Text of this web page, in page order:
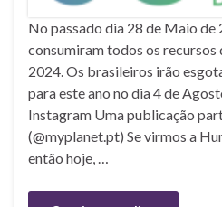
No passado dia 28 de Maio de
consumiram todos os recursos
2024. Os brasileiros irão
para este ano no dia 4 de
Instagram Uma publicação
(@myplanet.pt) Se virmos a
então hoje, …